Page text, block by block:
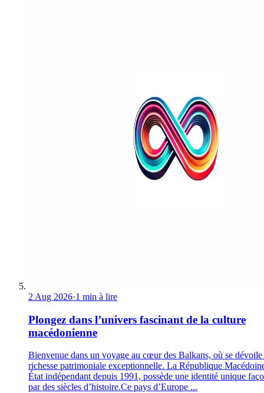
2 Aug 2026·1 min à lire
Plongez dans l’univers fascinant de la culture
macédonienne
Bienvenue dans un voyage au cœur des Balkans, où se dévoile
richesse patrimoniale exceptionnelle. La République
État indépendant depuis 1991, possède une identité unique
par des siècles d’histoire.Ce pays d’Europe ...